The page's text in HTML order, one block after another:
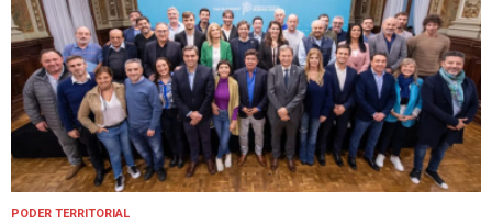
PODER TERRITORIAL